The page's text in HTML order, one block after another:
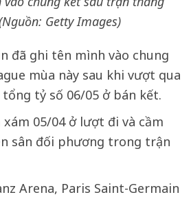
Getty Images)
đã ghi tên mình vào chung
mùa này sau khi vượt qua
tỷ số 06/05 ở bán kết.
xám 05/04 ở lượt đi và cầm
sân đối phương trong trận
Arena, Paris Saint-Germain